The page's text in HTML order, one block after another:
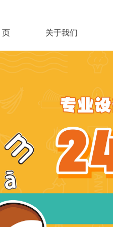
页 关于我们